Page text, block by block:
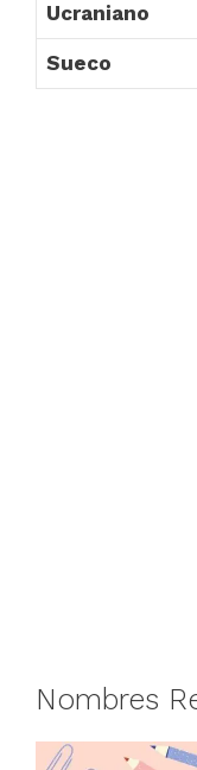
Ucraniano
Sueco
Nombres